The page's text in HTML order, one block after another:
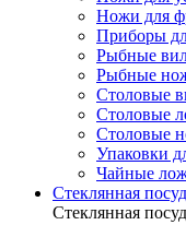
Ножи для
Приборы
Рыбные
Рыбные
Столовые
Столовые
Столовые
Упаковки
Чайные
Стеклянная
Стеклянная